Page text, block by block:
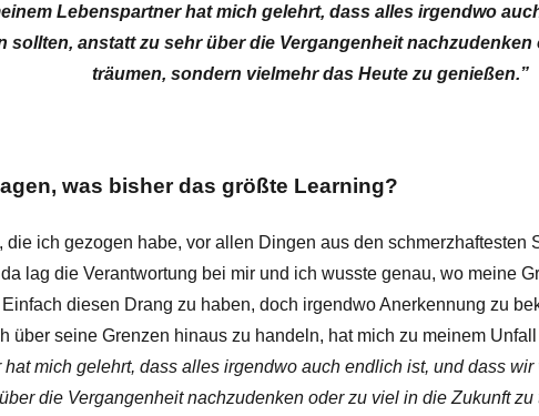
Lebenspartner hat mich gelehrt, dass alles irgendwo
sollten, anstatt zu sehr über die Vergangenheit
träumen, sondern vielmehr das Heute zu genießen.”
was bisher das größte Learning?
die ich gezogen habe, vor allen Dingen aus den schmerzhaftesten
lag die Verantwortung bei mir und ich wusste genau, wo meine
diesen Drang zu haben, doch irgendwo Anerkennung zu
über seine Grenzen hinaus zu handeln, hat mich zu meinem
mich gelehrt, dass alles irgendwo auch endlich ist, und dass
die Vergangenheit nachzudenken oder zu viel in die Zukunft